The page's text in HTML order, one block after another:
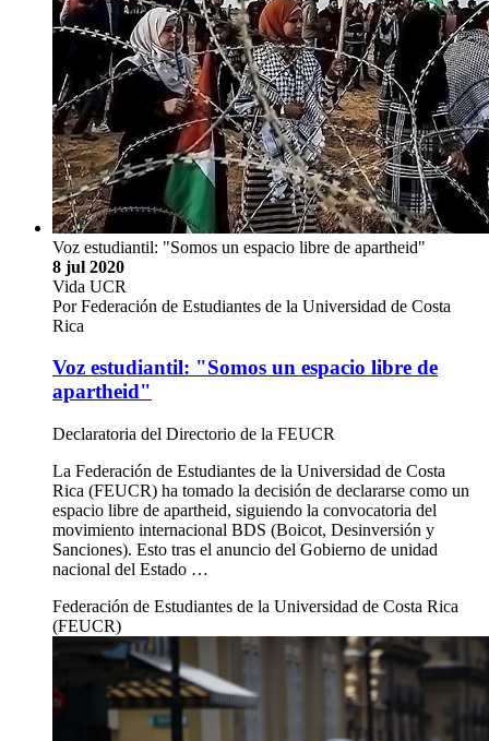
Voz estudiantil: "Somos un espacio libre de apartheid"
8 jul 2020
Vida UCR
Por Federación de Estudiantes de la Universidad de Costa
Rica
Voz estudiantil: "Somos un espacio libre de
apartheid"
Declaratoria del Directorio de la FEUCR
La Federación de Estudiantes de la Universidad de Costa
Rica (FEUCR) ha tomado la decisión de declararse como un
espacio libre de apartheid, siguiendo la convocatoria del
movimiento internacional BDS (Boicot, Desinversión y
Sanciones). Esto tras el anuncio del Gobierno de unidad
nacional del Estado …
Federación de Estudiantes de la Universidad de Costa Rica
(FEUCR)